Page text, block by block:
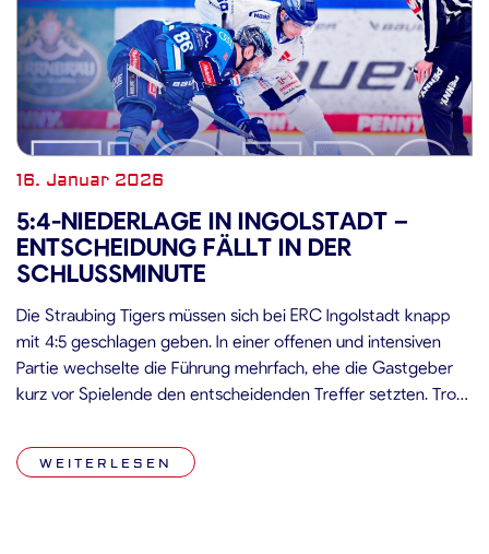
16. Januar 2026
5:4-NIEDERLAGE IN INGOLSTADT –
ENTSCHEIDUNG FÄLLT IN DER
SCHLUSSMINUTE
Die Straubing Tigers müssen sich bei ERC Ingolstadt knapp
mit 4:5 geschlagen geben. In einer offenen und intensiven
Partie wechselte die Führung mehrfach, ehe die Gastgeber
kurz vor Spielende den entscheidenden Treffer setzten. Trotz
Ende ohne Punkt. Spiel Die Straubing Tigers erwischten einen
aktiven Start und […]
WEITERLESEN